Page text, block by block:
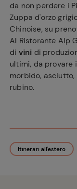
da non perdere i
Zuppa d'orzo
Chinoise, su
Al Ristorante Alp
di vini di
ultimi, da provare
morbido,
rubino.
Itinerari all'estero